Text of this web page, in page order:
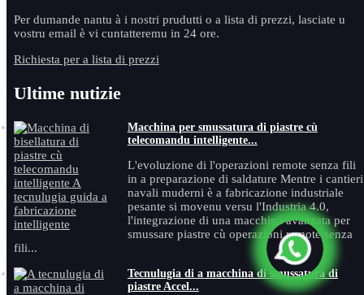
Per dumande nantu à i nostri prudutti o a lista di prezzi, lasciate u
vostru email è vi cuntatteremu in 24 ore.
Richiesta per a lista di prezzi
Ultime nutizie
Macchina per smussatura di piastre cù
telecomandu intelligente...
L'evoluzione di l'operazioni remote senza fili
in a preparazione di saldature Mentre i cantieri
navali muderni è a fabricazione industriale
pesante si movenu versu l'Industria 4.0,
l'integrazione di una macchina avanzata per
smussare piastre cù operazioni remote senza
fili...
Tecnulugia di a macchina di smussatura di
piastre Accel...